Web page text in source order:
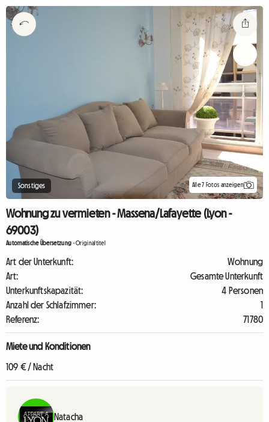
Sonstiges Alle 7 Fotos anzeigen
Wohnung zu vermieten - Massena/Lafayette (Lyon -
69003)
Automatische Übersetzung -Originaltitel
Art der Unterkunft:
Wohnung
Art:
Gesamte Unterkunft
Unterkunftskapazität:
4 Personen
Anzahl der Schlafzimmer:
1
Referenz:
71780
Miete und Konditionen
109 € / Nacht
Natacha